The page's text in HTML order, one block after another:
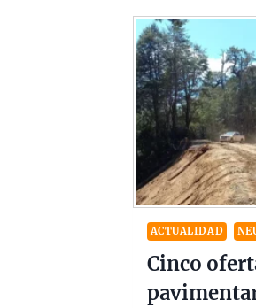
ACTUALIDAD
Cinco